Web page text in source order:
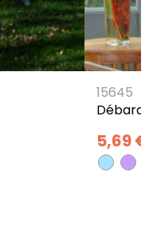
15645
5,69 €